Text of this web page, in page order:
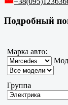
Подробный
Марка авто:
Группа